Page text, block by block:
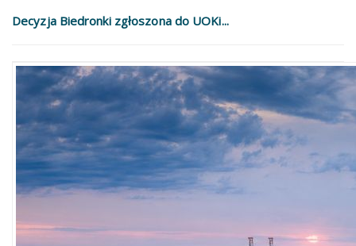
Decyzja Biedronki zgłoszona do UOKi...